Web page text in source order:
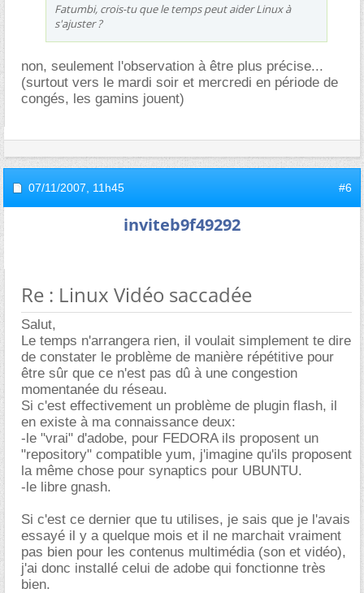
Fatumbi, crois-tu que le temps peut aider Linux à
s'ajuster ?
non, seulement l'observation à être plus précise...
(surtout vers le mardi soir et mercredi en période de
congés, les gamins jouent)
07/11/2007, 11h45 #6
inviteb9f49292
Re : Linux Vidéo saccadée
Salut,
Le temps n'arrangera rien, il voulait simplement te dire
de constater le problème de manière répétitive pour
être sûr que ce n'est pas dû à une congestion
momentanée du réseau.
Si c'est effectivement un problème de plugin flash, il
en existe à ma connaissance deux:
-le "vrai" d'adobe, pour FEDORA ils proposent un
"repository" compatible yum, j'imagine qu'ils proposent
la même chose pour synaptics pour UBUNTU.
-le libre gnash.
Si c'est ce dernier que tu utilises, je sais que je l'avais
essayé il y a quelque mois et il ne marchait vraiment
pas bien pour les contenus multimédia (son et vidéo),
j'ai donc installé celui de adobe qui fonctionne très
bien.